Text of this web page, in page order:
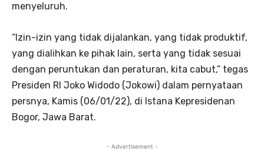
menyeluruh.
“Izin-izin yang tidak dijalankan, yang tidak produktif,
yang dialihkan ke pihak lain, serta yang tidak sesuai
dengan peruntukan dan peraturan, kita cabut,” tegas
Presiden RI Joko Widodo (Jokowi) dalam pernyataan
persnya, Kamis (06/01/22), di Istana Kepresidenan
Bogor, Jawa Barat.
- Advertisement -